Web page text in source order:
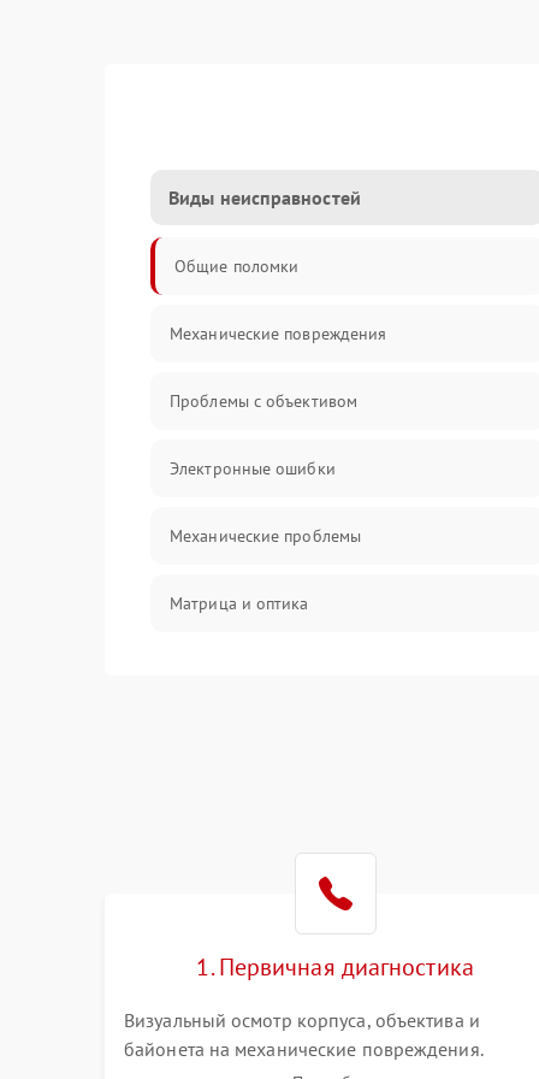
Виды неисправностей
Общие поломки
Механические повреждения
Проблемы с объективом
Электронные ошибки
Механические проблемы
Матрица и оптика
Коммуникации и интерфейсы
1. Первичная диагностика
Визуальный осмотр корпуса, объектива и
байонета на механические повреждения.